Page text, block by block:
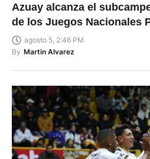
Azuay alcanza el
de los Juegos Nacionales
agosto 5, 2:46 PM
By Martin Alvarez